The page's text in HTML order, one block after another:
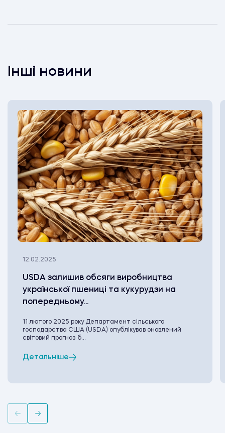
Інші новини
12.02.2025
USDA залишив обсяги виробництва
української пшениці та кукурудзи на
попередньому...
11 лютого 2025 року Департамент сільського
господарства США (USDA) опублікував оновлений
світовий прогноз б...
Детальніше